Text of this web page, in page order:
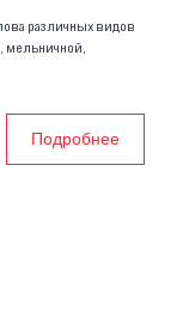
различных видов
мельничной,
Подробнее